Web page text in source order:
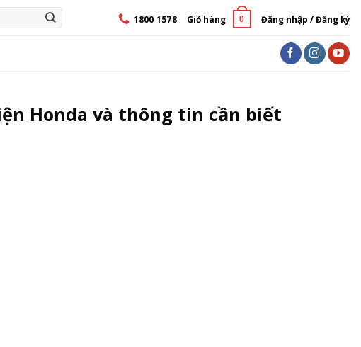
1800 1578 Giỏ hàng 0 Đăng nhập / Đăng ký
Honda và thông tin cần biết